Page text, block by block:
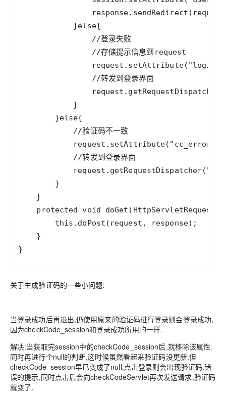
关于生成验证码的一些小问题:
当登录成功后再退出,仍使用原来的验证码进行登录则会登录成功,
因为checkCode_session和登录成功所用的一样.
解决:当获取完session中的checkCode_session后,就移除该属性.
同时再进行个null的判断,这时候虽然看起来验证码没更新,但
checkCode_session早已变成了null,点击登录则会出现验证码.错
误的提示,同时点击后会向checkCodeServlet再次发送请求,验证码
就变了.